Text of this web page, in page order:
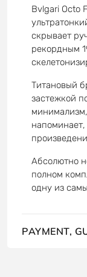
Bvlgari Octo
скрывает
рекордным
Титановый
застежкой
Абсолютно
полном
одну из
PAYMENT,